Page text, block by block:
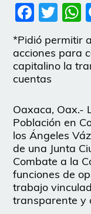
*Pidió permitir
acciones para
capitalino la
cuentas
Oaxaca, Oax.-
Población en
los Ángeles
de una Junta
Combate a la
funciones de
trabajo
transparente y